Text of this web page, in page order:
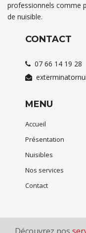
professionnels comme
de nuisible.
CONTACT
07 66 14 19 28
MENU
Accueil
Présentation
Nuisibles
Nos services
Contact